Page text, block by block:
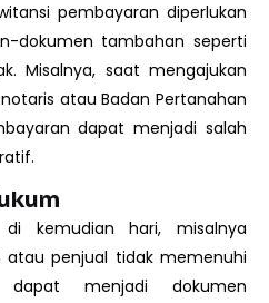
pembayaran diperlukan
dokumen tambahan seperti
Misalnya, saat mengajukan
atau Badan Pertanahan
dapat menjadi salah
kemudian hari, misalnya
atau penjual tidak memenuhi
dapat menjadi dokumen